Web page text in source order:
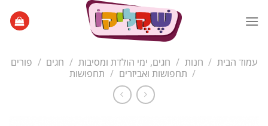
עמוד הבית / חנות / חגים, ימי הולדת ומסיבות / חגים / פורים
/ תחפושות ואביזרים / תחפושות